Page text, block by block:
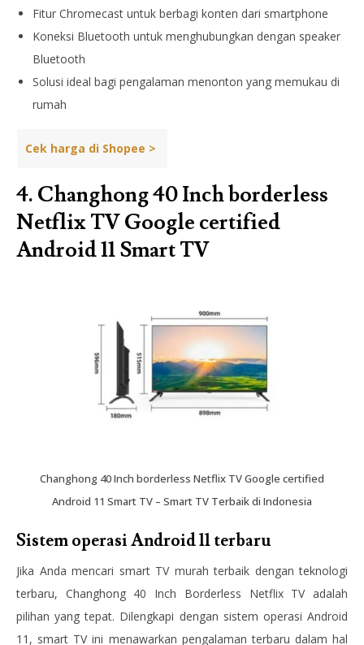
Fitur Chromecast untuk berbagi konten dari smartphone
Koneksi Bluetooth untuk menghubungkan dengan speaker
Bluetooth
Solusi ideal bagi pengalaman menonton yang memukau di
rumah
Cek harga di Shopee >
4. Changhong 40 Inch borderless
Netflix TV Google certified
Android 11 Smart TV
Changhong 40 Inch borderless Netflix TV Google certified
Android 11 Smart TV – Smart TV Terbaik di Indonesia
Sistem operasi Android 11 terbaru
Jika Anda mencari smart TV murah terbaik dengan teknologi
terbaru, Changhong 40 Inch Borderless Netflix TV adalah
pilihan yang tepat. Dilengkapi dengan sistem operasi Android
11, smart TV ini menawarkan pengalaman terbaru dalam hal